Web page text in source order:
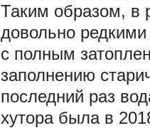
Таким образом, в
довольно
с полным
заполнению
последний раз
хутора была в